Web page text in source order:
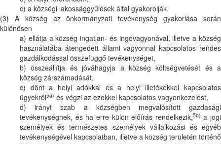
c) a községi lakossággyűlések által gyakorolják.
(3) A község az önkormányzati tevékenység gyakorlása során
különösen
a) ellátja a község ingatlan- és ingóvagyonával, illetve a község
használatába átengedett állami vagyonnal kapcsolatos rendes
gazdálkodással összefüggő tevékenységet,
b) összeállítja és jóváhagyja a község költségvetését és a
község zárszámadását,
c) dönt a helyi adókkal és a helyi illetékekkel kapcsolatos
ügyekről5a) és végzi az ezekkel kapcsolatos vagyonkezelést,
d) irányt szab a községben megvalósított gazdasági
tevékenységnek, és ha erre külön előírás rendelkezik,5b) a jogi
személyek és természetes személyek vállalkozási és egyéb
tevékenységével kapcsolatban, illetve a község területén történő